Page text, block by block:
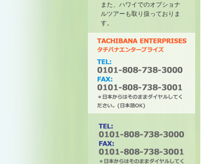
また、ハワイでのオプショナ
ルツアーも取り扱っておりま
す。
タチバナエンタープライズ